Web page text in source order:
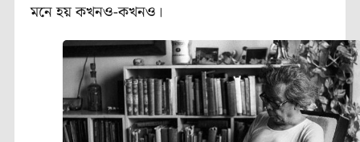
মনে হয় কখনও-কখনও।